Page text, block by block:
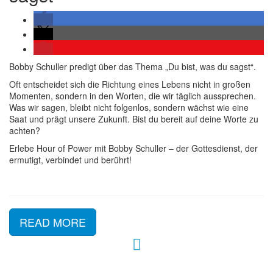
Bobby Schuller predigt über das Thema „Du bist, was du sagst“.
Oft entscheidet sich die Richtung eines Lebens nicht in großen
Momenten, sondern in den Worten, die wir täglich aussprechen.
Was wir sagen, bleibt nicht folgenlos, sondern wächst wie eine
Saat und prägt unsere Zukunft. Bist du bereit auf deine Worte zu
achten?
Erlebe Hour of Power mit Bobby Schuller – der Gottesdienst, der
ermutigt, verbindet und berührt!
READ MORE